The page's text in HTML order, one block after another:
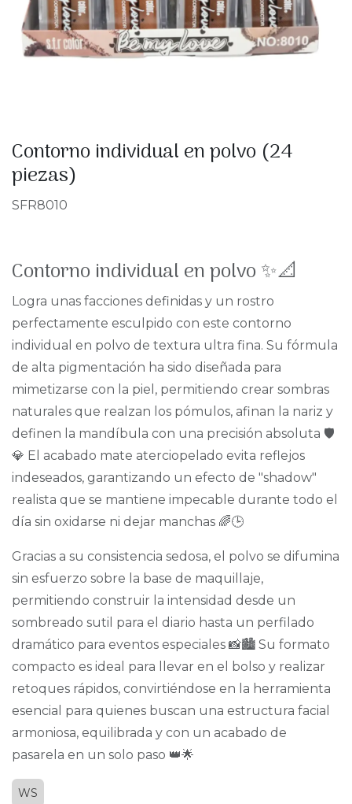
Contorno individual en polvo (24
piezas)
SFR8010
Contorno individual en polvo ✨📐
Logra unas facciones definidas y un rostro
perfectamente esculpido con este contorno
individual en polvo de textura ultra fina. Su fórmula
de alta pigmentación ha sido diseñada para
mimetizarse con la piel, permitiendo crear sombras
naturales que realzan los pómulos, afinan la nariz y
definen la mandíbula con una precisión absoluta 🛡️
💎 El acabado mate aterciopelado evita reflejos
indeseados, garantizando un efecto de "shadow"
realista que se mantiene impecable durante todo el
día sin oxidarse ni dejar manchas 🌈🕒
Gracias a su consistencia sedosa, el polvo se difumina
sin esfuerzo sobre la base de maquillaje,
permitiendo construir la intensidad desde un
sombreado sutil para el diario hasta un perfilado
dramático para eventos especiales 📸🏙️ Su formato
compacto es ideal para llevar en el bolso y realizar
retoques rápidos, convirtiéndose en la herramienta
esencial para quienes buscan una estructura facial
armoniosa, equilibrada y con un acabado de
pasarela en un solo paso 👑🌟
WS